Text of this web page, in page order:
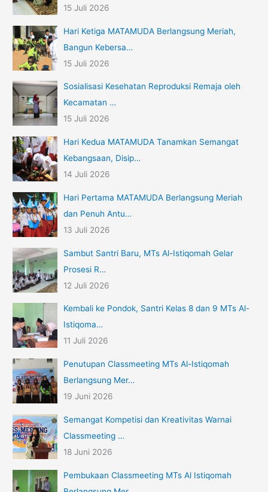
15 Juli 2026
Hari Ketiga MATAMUDA Berlangsung Meriah,
Bangun Kebersa…
15 Juli 2026
Sosialisasi Kesehatan Reproduksi Remaja oleh
Kecamatan …
15 Juli 2026
Hari Kedua MATAMUDA Tanamkan Semangat
Kebangsaan, Disip…
14 Juli 2026
Hari Pertama MATAMUDA Berlangsung Meriah
dan Penuh Antu…
13 Juli 2026
Sambut Santri Baru, MTs Al-Istiqomah Gelar
Prosesi R…
12 Juli 2026
Kembali ke Pondok, Santri Kelas 8 dan 9 MTs Al-
Istiqoma…
11 Juli 2026
Penutupan Classmeeting MTs Al-Istiqomah
Berlangsung Mer…
19 Juni 2026
Semangat Kompetisi dan Kreativitas Warnai
Classmeeting …
18 Juni 2026
Pembukaan Classmeeting MTs Al Istiqomah